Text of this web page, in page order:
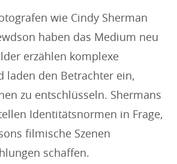
wie Cindy Sherman
haben das Medium neu
erzählen komplexe
laden den Betrachter ein,
zu entschlüsseln. Shermans
Identitätsnormen in Frage,
filmische Szenen
schaffen.